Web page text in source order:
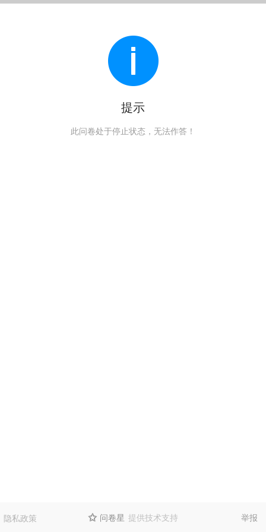
提示
此问卷处于停止状态，无法作答！
隐私政策  问卷星 提供技术支持 举报